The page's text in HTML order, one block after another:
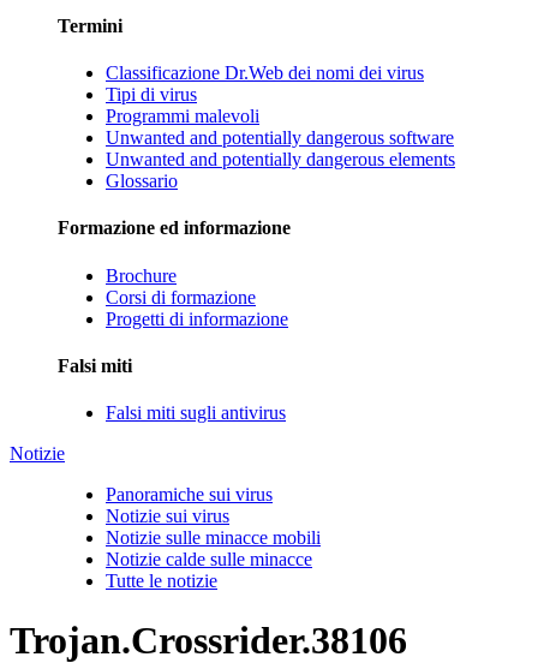
Termini
Classificazione Dr.Web dei nomi dei virus
Tipi di virus
Programmi malevoli
Unwanted and potentially dangerous software
Unwanted and potentially dangerous elements
Glossario
Formazione ed informazione
Brochure
Corsi di formazione
Progetti di informazione
Falsi miti
Falsi miti sugli antivirus
Notizie
Panoramiche sui virus
Notizie sui virus
Notizie sulle minacce mobili
Notizie calde sulle minacce
Tutte le notizie
Trojan.Crossrider.38106